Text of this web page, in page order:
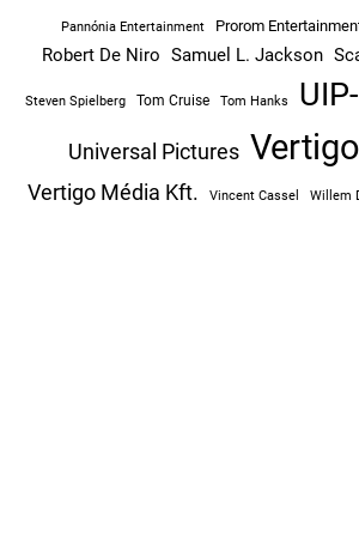
Pannónia Entertainment Prorom
Robert De Niro Samuel L. Jackson
Steven Spielberg Tom Cruise Tom Hanks
Universal Pictures
Vertigo Média Kft. Vincent Cassel Willem